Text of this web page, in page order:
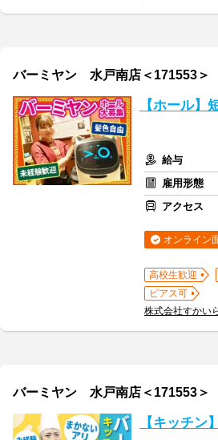
バーミヤン 水戸南店＜171553＞
【ホール】
給与
雇用形態
アクセス
オンライン
高校生歓迎
ピアス可
株式会社すかい
バーミヤン 水戸南店＜171553＞
【キッチン